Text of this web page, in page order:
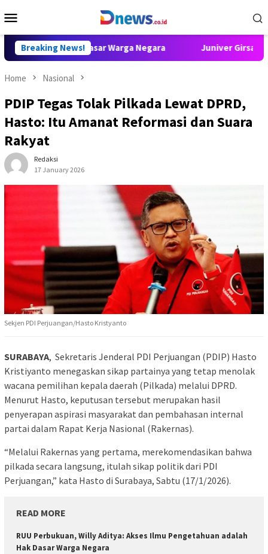
to
Menu
Breaking News!
Hak Dasar Warga Negara Juniver Girsang Minta
Home Nasional
PDIP Tegas Tolak Pilkada Lewat DPRD,
Hasto: Itu Amanat Reformasi dan Suara
Rakyat
Redaksi
17 January 2026
Sekjen PDI Perjuangan/Hasto Kristyanto
SURABAYA, Sekretaris Jenderal PDI Perjuangan (PDIP) Hasto
Kristiyanto menegaskan sikap partainya yang tetap menolak
wacana pemilihan kepala daerah (Pilkada) melalui DPRD.
Menurut Hasto, keputusan tersebut merupakan hasil
penyerapan aspirasi masyarakat dan pembahasan internal
partai dalam Rapat Kerja Nasional (Rakernas).
“Melalui Rakernas yang pertama, merekomendasikan bahwa
pilkada secara langsung, itulah sikap politik dari PDI
Perjuangan,” kata Hasto di Surabaya, Sabtu (17/1/2026).
READ MORE
RUU Perbukuan, Willy Aditya: Akses Ilmu Pengetahuan adalah
Hak Dasar Warga Negara